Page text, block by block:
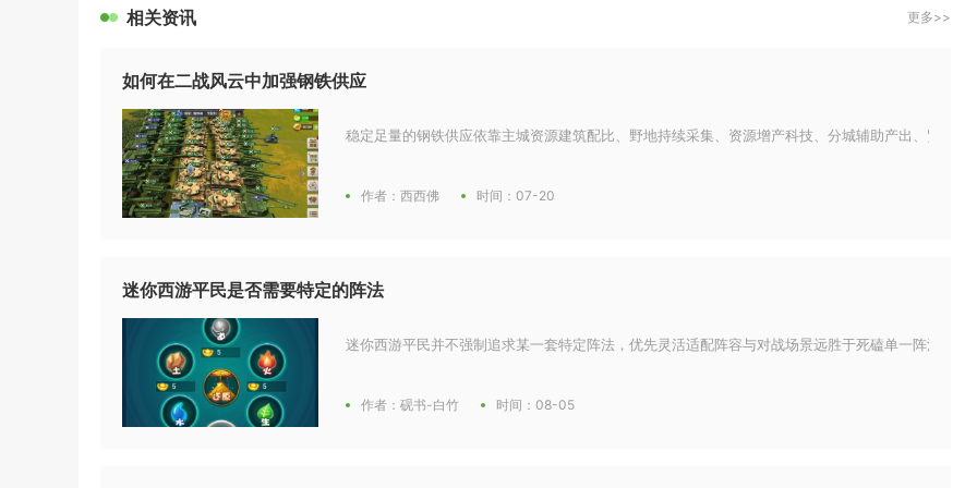
相关资讯 更多>>
如何在二战风云中加强钢铁供应
稳定足量的钢铁供应依靠主城资源建筑配比、野地持续采集、资源增产科技、分城辅助产出、贸易掠
作者：西西佛 时间：07-20
迷你西游平民是否需要特定的阵法
迷你西游平民并不强制追求某一套特定阵法，优先灵活适配阵容与对战场景远胜于死磕单一阵法，资
作者：砚书-白竹 时间：08-05